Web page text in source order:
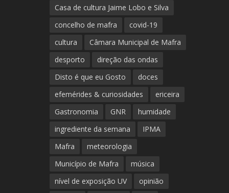
Casa de cultura Jaime Lobo e Silva
concelho de mafra
covid-19
cultura
Câmara Municipal de Mafra
desporto
direção das ondas
Disto é que eu Gosto
doces
efemérides & curiosidades
ericeira
Gastronomia
GNR
humidade
ingrediente da semana
IPMA
Mafra
meteorologia
Município de Mafra
música
nível de exposição UV
opinião